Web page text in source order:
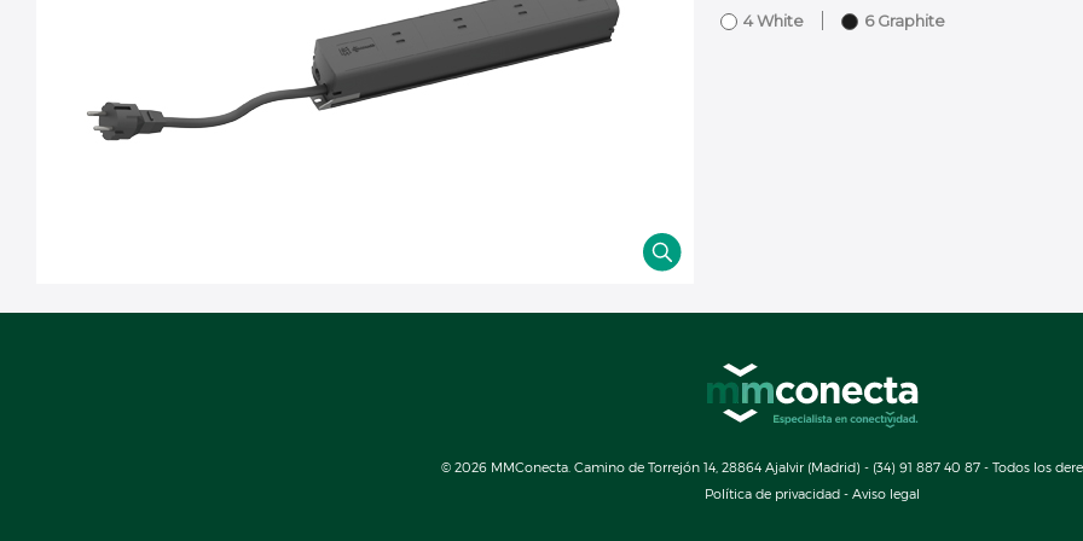
4 White 6 Graphite
© 2026 MMConecta. Camino de Torrejón 14, 28864 Ajalvir (Madrid) - (34) 91 887 40 87 - Todos los
Política de privacidad - Aviso legal